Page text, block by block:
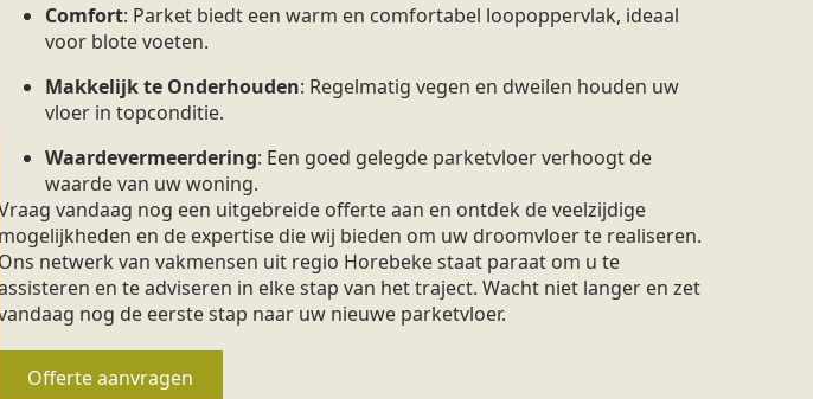
Comfort: Parket biedt een warm en comfortabel loopoppervlak, ideaal
voor blote voeten.
Makkelijk te Onderhouden: Regelmatig vegen en dweilen houden uw
vloer in topconditie.
Waardevermeerdering: Een goed gelegde parketvloer verhoogt de
waarde van uw woning.
vandaag nog een uitgebreide offerte aan en ontdek de veelzijdige
mogelijkheden en de expertise die wij bieden om uw droomvloer te realiseren.
Ons netwerk van vakmensen uit regio Horebeke staat paraat om u te
en te adviseren in elke stap van het traject. Wacht niet langer en zet
nog de eerste stap naar uw nieuwe parketvloer.
Offerte aanvragen